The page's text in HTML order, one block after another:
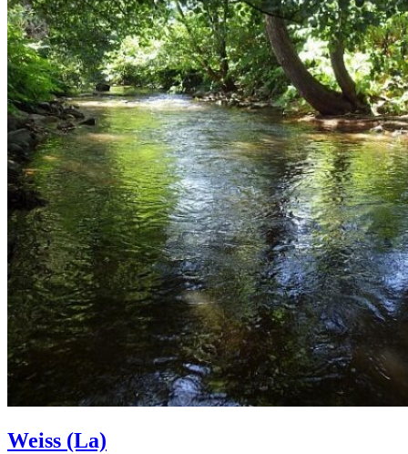
Weiss (La)